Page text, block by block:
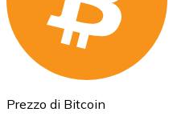
ETH
Prezzo di Bitcoin